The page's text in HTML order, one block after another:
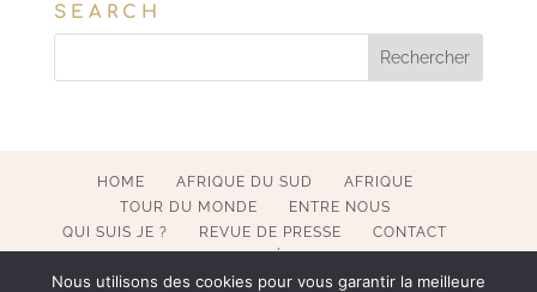
SEARCH
HOME AFRIQUE DU SUD
AFRIQUE
TOUR DU MONDE
ENTRE NOUS
QUI SUIS JE ?
REVUE DE PRESSE
CONTACT
Nous utilisons des cookies pour vous garantir la meilleure